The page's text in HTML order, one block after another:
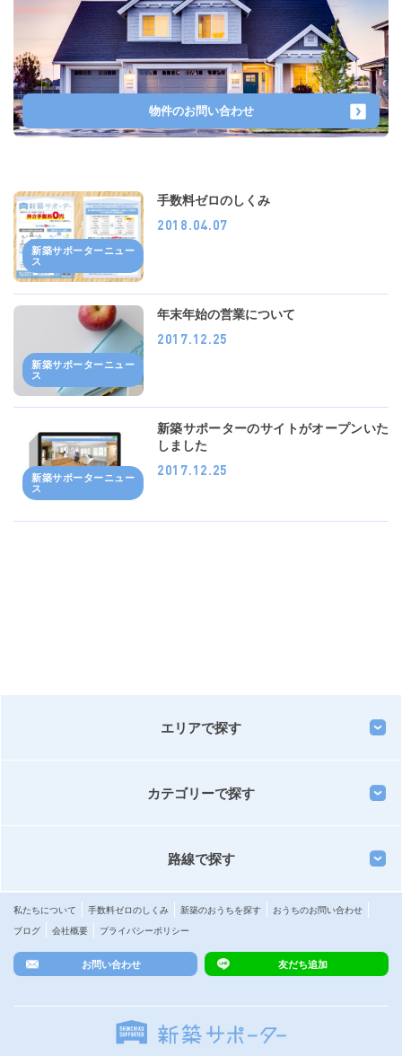
物件のお問い合わせ
新築サポーターニュー
ス
手数料ゼロのしくみ
2018.04.07
新築サポーターニュー
ス
年末年始の営業について
2017.12.25
新築サポーターニュー
ス
新築サポーターのサイトがオープンいた
しました
2017.12.25
エリアで探す
カテゴリーで探す
路線で探す
私たちについて 手数料ゼロのしくみ 新築のおうちを探す
おうちのお問い合わせ
ブログ
会社概要 プライバシーポリシー
お問い合わせ 友だち追加